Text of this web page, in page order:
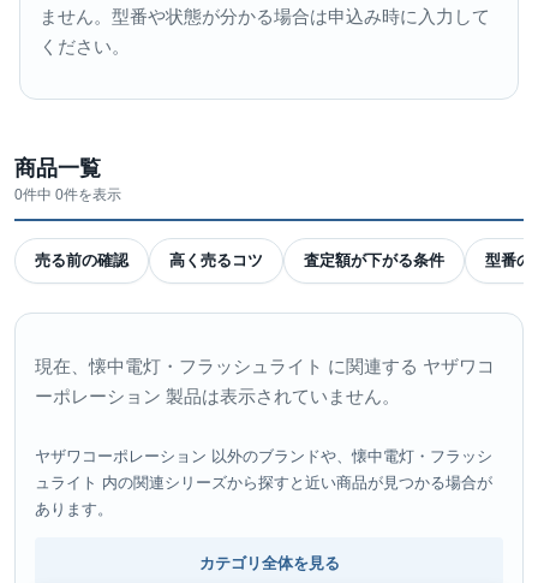
ません。型番や状態が分かる場合は申込み時に入力して
ください。
商品一覧
0件中 0件を表示
売る前の確認 高く売るコツ 査定額が下がる条件 型番の
現在、懐中電灯・フラッシュライト に関連する ヤザワコ
ーポレーション 製品は表示されていません。
ヤザワコーポレーション 以外のブランドや、懐中電灯・フラッシ
ュライト 内の関連シリーズから探すと近い商品が見つかる場合が
あります。
カテゴリ全体を見る